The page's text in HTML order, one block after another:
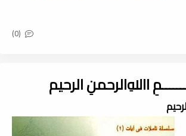
(0)
اﷲِالرحمنِ الرحيم